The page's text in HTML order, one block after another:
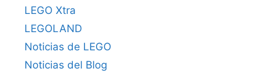
LEGO Xtra
LEGOLAND
Noticias de LEGO
Noticias del Blog